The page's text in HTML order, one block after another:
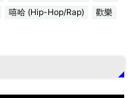
嘻哈 (Hip-Hop/Rap)
歡樂